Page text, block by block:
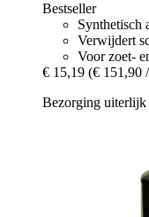
Bestseller
Synthetisch
Verwijdert
Voor zoet-
€ 15,19 (€ 151,90
Bezorging uiterlijk